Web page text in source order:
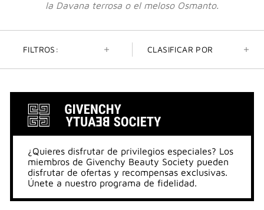
la Davana terrosa o el meloso Osmanto.
FILTROS: CLASIFICAR POR
¿Quieres disfrutar de privilegios especiales? Los
miembros de Givenchy Beauty Society pueden
disfrutar de ofertas y recompensas exclusivas.
Únete a nuestro programa de fidelidad.